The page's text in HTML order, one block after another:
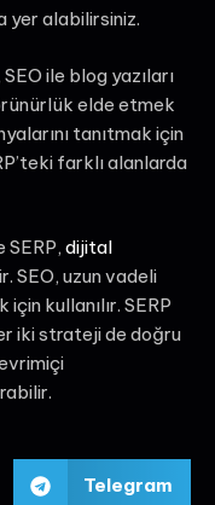
yer alabilirsiniz.
ile blog yazıları
elde etmek
tanıtmak için
farklı alanlarda
SERP, dijital
SEO, uzun vadeli
için kullanılır. SERP
iki strateji de doğru
Telegram